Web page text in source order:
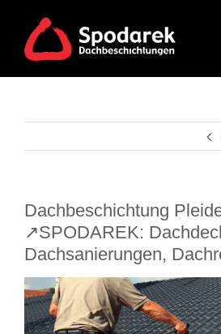
content
Dachbeschichtung
↗️SPODAREK:
Dachsanierungen,